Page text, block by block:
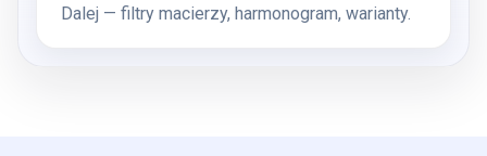
Dalej — filtry macierzy, harmonogram, warianty.